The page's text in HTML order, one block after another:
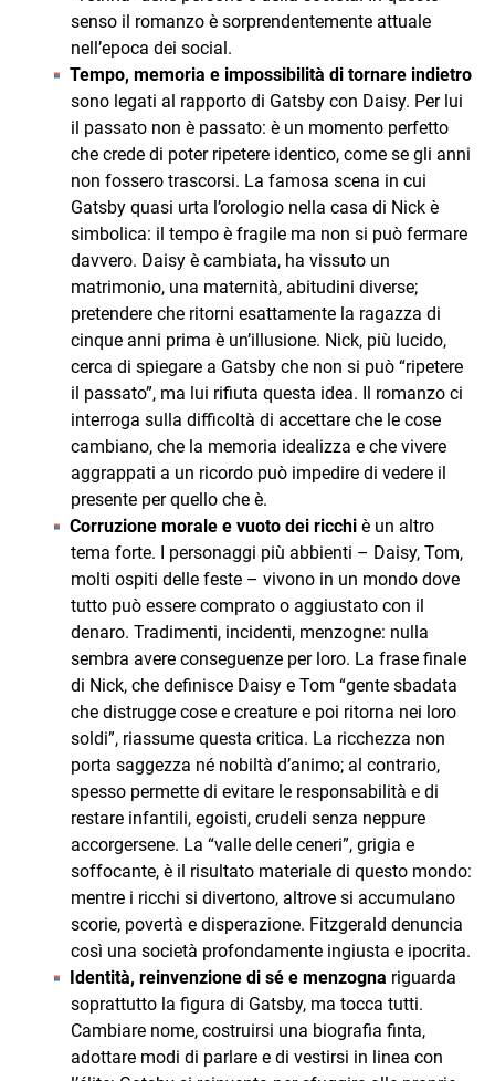
senso il romanzo è sorprendentemente attuale
nell’epoca dei social.
Tempo, memoria e impossibilità di tornare indietro
sono legati al rapporto di Gatsby con Daisy. Per lui
il passato non è passato: è un momento perfetto
che crede di poter ripetere identico, come se gli anni
non fossero trascorsi. La famosa scena in cui
Gatsby quasi urta l’orologio nella casa di Nick è
simbolica: il tempo è fragile ma non si può fermare
davvero. Daisy è cambiata, ha vissuto un
matrimonio, una maternità, abitudini diverse;
pretendere che ritorni esattamente la ragazza di
cinque anni prima è un’illusione. Nick, più lucido,
cerca di spiegare a Gatsby che non si può “ripetere
il passato”, ma lui rifiuta questa idea. Il romanzo ci
interroga sulla difficoltà di accettare che le cose
cambiano, che la memoria idealizza e che vivere
aggrappati a un ricordo può impedire di vedere il
presente per quello che è.
Corruzione morale e vuoto dei ricchi è un altro
tema forte. I personaggi più abbienti – Daisy, Tom,
molti ospiti delle feste – vivono in un mondo dove
tutto può essere comprato o aggiustato con il
denaro. Tradimenti, incidenti, menzogne: nulla
sembra avere conseguenze per loro. La frase finale
di Nick, che definisce Daisy e Tom “gente sbadata
che distrugge cose e creature e poi ritorna nei loro
soldi”, riassume questa critica. La ricchezza non
porta saggezza né nobiltà d’animo; al contrario,
spesso permette di evitare le responsabilità e di
restare infantili, egoisti, crudeli senza neppure
accorgersene. La “valle delle ceneri”, grigia e
soffocante, è il risultato materiale di questo mondo:
mentre i ricchi si divertono, altrove si accumulano
scorie, povertà e disperazione. Fitzgerald denuncia
così una società profondamente ingiusta e ipocrita.
Identità, reinvenzione di sé e menzogna riguarda
soprattutto la figura di Gatsby, ma tocca tutti.
Cambiare nome, costruirsi una biografia finta,
adottare modi di parlare e di vestirsi in linea con